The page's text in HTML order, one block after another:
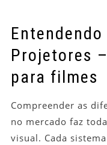
Projetores
para filmes
Compreender as
no mercado faz
visual. Cada